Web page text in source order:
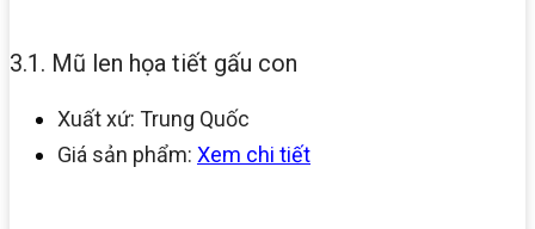
3.1. Mũ len họa tiết gấu con
Xuất xứ: Trung Quốc
Giá sản phẩm: Xem chi tiết